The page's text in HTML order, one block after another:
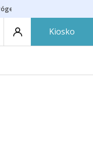
Kiosko